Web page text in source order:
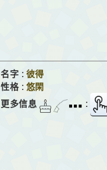
名字 : 彼得
性格 : 悠閑
更多信息
: